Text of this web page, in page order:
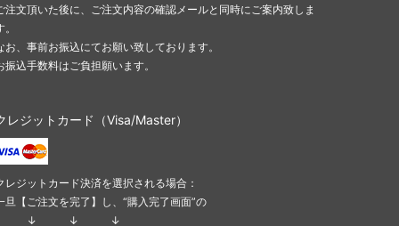
注文頂いた後に、ご注文内容の確認メールと同時にご案内致しま
。
お、事前お振込にてお願い致しております。
振込手数料はご負担願います。
レジットカード（Visa/Master）
レジットカード決済を選択される場合：
旦【ご注文を完了】し、“購入完了画面”の
↓ ↓ ↓